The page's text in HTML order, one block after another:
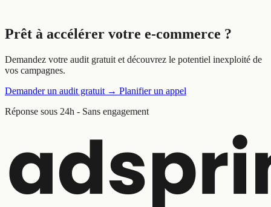
Prêt à accélérer votre e-commerce ?
Demandez votre audit gratuit et découvrez le potentiel inexploité de
vos campagnes.
Demander un audit gratuit → Planifier un appel
Réponse sous 24h - Sans engagement